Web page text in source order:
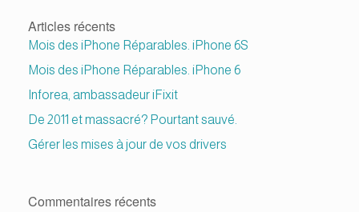
Articles récents
Mois des iPhone Réparables. iPhone 6S
Mois des iPhone Réparables. iPhone 6
Inforea, ambassadeur iFixit
De 2011 et massacré? Pourtant sauvé.
Gérer les mises à jour de vos drivers
Commentaires récents